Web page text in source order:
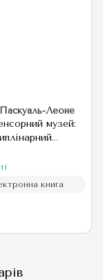
Леоне
музей:
дотик, звук,
та простір
книга